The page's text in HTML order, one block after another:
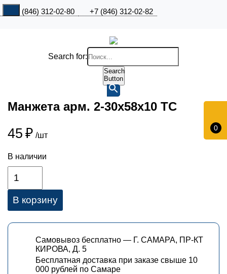
+7 (846) 312-02-80 +7 (846) 312-02-82
0
Search for:
Search
Button
Манжета арм. 2-30х58х10 ТС
45 ₽ /шт
В наличии
В корзину
Самовывоз бесплатно — Г. САМАРА, ПР-КТ
КИРОВА, Д. 5
Бесплатная доставка при заказе свыше 10
000 рублей по Самаре